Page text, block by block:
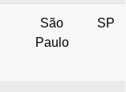
São
Paulo
SP